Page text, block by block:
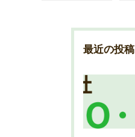
最近の投稿